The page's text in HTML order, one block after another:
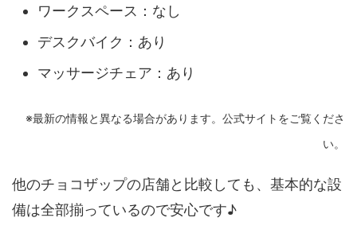
ワークスペース：なし
デスクバイク：あり
マッサージチェア：あり
※最新の情報と異なる場合があります。公式サイトをご覧くださ
い。
他のチョコザップの店舗と比較しても、基本的な設
備は全部揃っているので安心です♪